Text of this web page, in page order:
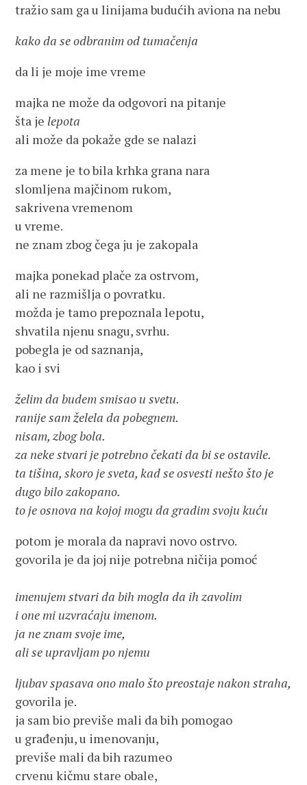
tražio sam ga u linijama budućih aviona na nebu
kako da se odbranim od tumačenja
da li je moje ime vreme
majka ne može da odgovori na pitanje
šta je lepota
ali može da pokaže gde se nalazi
za mene je to bila krhka grana nara
slomljena majčinom rukom,
sakrivena vremenom
u vreme.
ne znam zbog čega ju je zakopala
majka ponekad plače za ostrvom,
ali ne razmišlja o povratku.
možda je tamo prepoznala lepotu,
shvatila njenu snagu, svrhu.
pobegla je od saznanja,
kao i svi
želim da budem smisao u svetu.
ranije sam želela da pobegnem.
nisam, zbog bola.
za neke stvari je potrebno čekati da bi se ostavile.
ta tišina, skoro je sveta, kad se osvesti nešto što je
dugo bilo zakopano.
to je osnova na kojoj mogu da gradim svoju kuću
potom je morala da napravi novo ostrvo.
govorila je da joj nije potrebna ničija pomoć
imenujem stvari da bih mogla da ih zavolim
i one mi uzvraćaju imenom.
ja ne znam svoje ime,
ali se upravljam po njemu
ljubav spasava ono malo što preostaje nakon straha,
govorila je.
ja sam bio previše mali da bih pomogao
u građenju, u imenovanju,
previše mali da bih razumeo
crvenu kičmu stare obale,